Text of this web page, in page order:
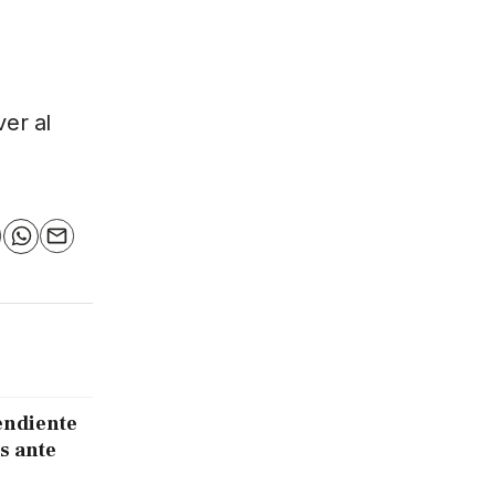
al
WhatsApp
Email
ante